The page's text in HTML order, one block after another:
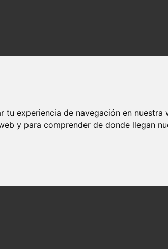
experiencia de navegación en
y para comprender de donde llegan